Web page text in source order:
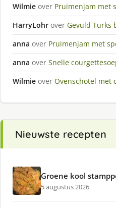
Wilmie over Pruimenjam met
HarryLohr over Gevuld Turks
anna over Pruimenjam met
anna over Snelle
Wilmie over Ovenschotel met
Nieuwste recepten
Groene kool
5 augustus 2026